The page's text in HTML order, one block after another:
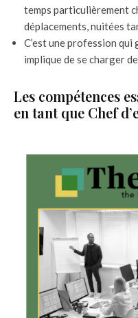
temps particulièrement
déplacements, nuitées
C’est une profession qui
implique de se charger
Les compétences
en tant que Chef